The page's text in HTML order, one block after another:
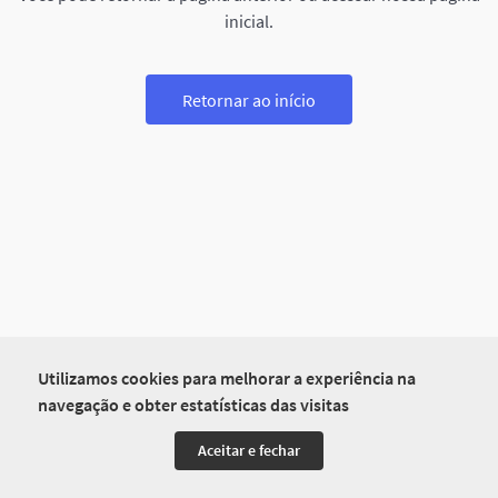
Utilizamos cookies para melhorar a experiência na
navegação e obter estatísticas das visitas
Aceitar e fechar
inicial.
Retornar ao início